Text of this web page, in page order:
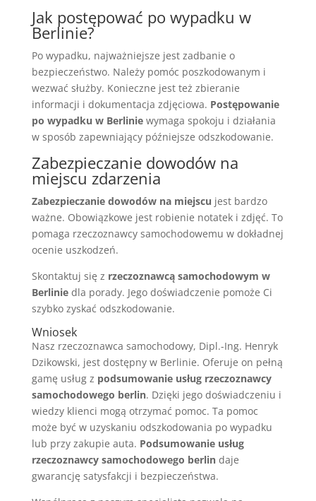
Jak postępować po wypadku w
Berlinie?
Po wypadku, najważniejsze jest zadbanie o
bezpieczeństwo. Należy pomóc poszkodowanym i
wezwać służby. Konieczne jest też zbieranie
informacji i dokumentacja zdjęciowa. Postępowanie
po wypadku w Berliniewymaga spokoju i działania
w sposób zapewniający późniejsze odszkodowanie.
Zabezpieczanie dowodów na
miejscu zdarzenia
Zabezpieczanie dowodów na miejscu jest bardzo
ważne. Obowiązkowe jest robienie notatek i zdjęć. To
pomaga rzeczoznawcy samochodowemu w dokładnej
ocenie uszkodzeń.
Skontaktuj się z rzeczoznawcą samochodowym w
Berliniedla porady. Jego doświadczenie pomoże Ci
szybko zyskać odszkodowanie.
Wniosek
Nasz rzeczoznawca samochodowy, Dipl.-Ing. Henryk
Dzikowski, jest dostępny w Berlinie. Oferuje on pełną
gamę usług z podsumowanie usług rzeczoznawcy
samochodowego berlin. Dzięki jego doświadczeniu i
wiedzy klienci mogą otrzymać pomoc. Ta pomoc
może być w uzyskaniu odszkodowania po wypadku
lub przy zakupie auta. Podsumowanie usług
rzeczoznawcy samochodowego berlindaje
gwarancję satysfakcji i bezpieczeństwa.